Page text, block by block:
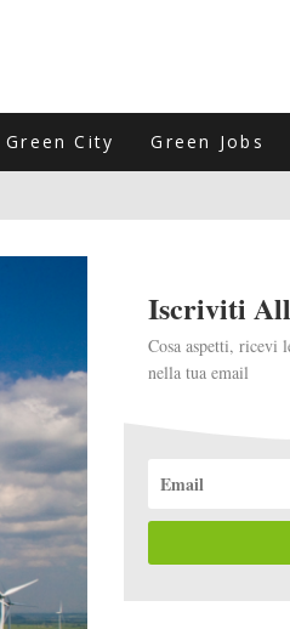
Green City Green Jobs
PRATICA PER EVITARLI)
CONQUISTANDO L'ITALIA
Iscriviti
Cosa aspetti, ricevi
nella tua email